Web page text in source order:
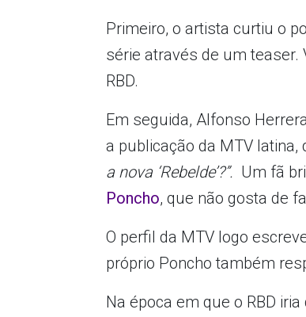
Primeiro, o artista curtiu o
série através de um
RBD.
Em seguida, Alfonso
a publicação da MTV
a nova ‘Rebelde’?”. Um fã
Poncho, que não gosta de
O perfil da MTV logo
próprio Poncho também
Na época em que o RBD